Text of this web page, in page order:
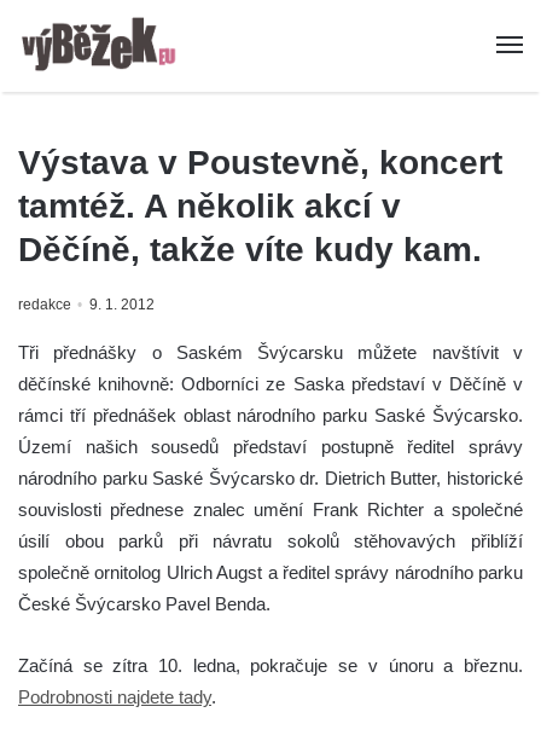
Výstava v Poustevně, koncert
tamtéž. A několik akcí v
Děčíně, takže víte kudy kam.
redakce 9. 1. 2012
Tři přednášky o Saském Švýcarsku můžete navštívit v
děčínské knihovně: Odborníci ze Saska představí v Děčíně v
rámci tří přednášek oblast národního parku Saské Švýcarsko.
Území našich sousedů představí postupně ředitel správy
národního parku Saské Švýcarsko dr. Dietrich Butter, historické
souvislosti přednese znalec umění Frank Richter a společné
úsilí obou parků při návratu sokolů stěhovavých přiblíží
společně ornitolog Ulrich Augst a ředitel správy národního parku
České Švýcarsko Pavel Benda.
Začíná se zítra 10. ledna, pokračuje se v únoru a březnu.
Podrobnosti najdete tady.